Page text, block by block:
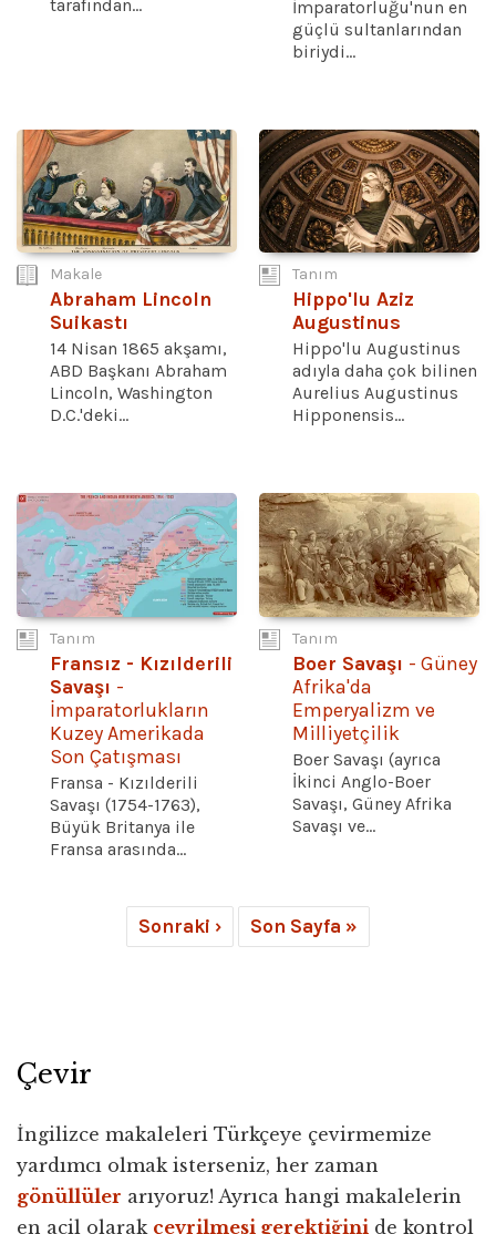
tarafından...
İmparatorluğu'nun en
güçlü sultanlarından
biriydi...
Makale
Abraham Lincoln
Suikastı
14 Nisan 1865 akşamı,
ABD Başkanı Abraham
Lincoln, Washington
D.C.'deki...
Tanım
Hippo'lu Aziz
Augustinus
Hippo'lu Augustinus
adıyla daha çok bilinen
Aurelius Augustinus
Hipponensis...
Tanım
Fransız - Kızılderili
Savaşı -
İmparatorlukların
Kuzey Amerikada
Son Çatışması
Fransa - Kızılderili
Savaşı (1754-1763),
Büyük Britanya ile
Fransa arasında...
Tanım
Boer Savaşı - Güney
Afrika'da
Emperyalizm ve
Milliyetçilik
Boer Savaşı (ayrıca
İkinci Anglo-Boer
Savaşı, Güney Afrika
Savaşı ve...
Sonraki › Son Sayfa »
Çevir
İngilizce makaleleri Türkçeye çevirmemize
yardımcı olmak isterseniz, her zaman
gönüllüler arıyoruz! Ayrıca hangi makalelerin
en acil olarak çevrilmesi gerektiğini de kontrol